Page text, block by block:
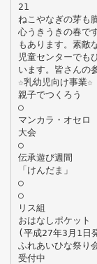
21
ねこやなぎの芽も
心うきうきの春で
もあります。素敵
児童センターでも
います。皆さんの
☆乳幼児向け事業☆
親子でつくろう
○
マンカラ・オセロ
大会
○
伝承遊び週間
「けんだま」
○
○
リス組
おはなしポケット
(平成27年3月1日
ふれあいひな祭り
受付中